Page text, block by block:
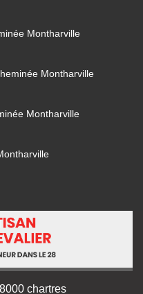
Montharville
Montharville
Montharville
chartres